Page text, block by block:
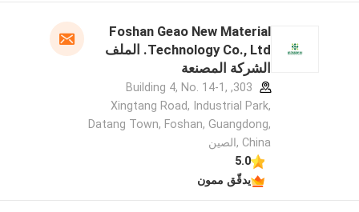
Foshan Geao New Material
Technology Co., Ltd. الملف
الشركة المصنعة
303, Building 4, No. 14-1,
Xingtang Road, Industrial Park,
Datang Town, Foshan, Guangdong,
China ,الصين
5.0
يدقّق ممون